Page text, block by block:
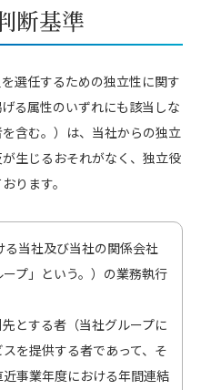
断基準
選任するための独立性に関す
る属性のいずれにも該当しな
含む。）は、当社からの独立
生じるおそれがなく、独立役
ります。
当社及び当社の関係会社
ープ」という。）の業務執行
とする者（当社グループに
を提供する者であって、そ
事業年度における年間連結